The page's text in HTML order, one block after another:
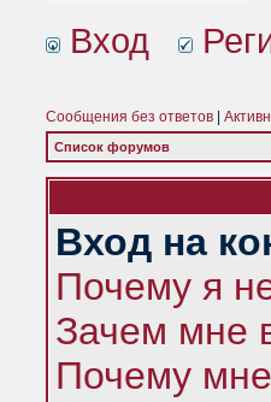
Вход
Сообщения без ответов
Список форумов
Вход на
Почему я
Зачем мне
Почему мне